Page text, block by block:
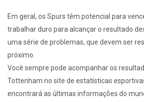
Em geral, os Spurs têm potencial para
trabalhar duro para alcançar o resultado
uma série de problemas, que devem ser
próximo.
Você sempre pode acompanhar os
Tottenham no site de estatísticas
encontrará as últimas informações do